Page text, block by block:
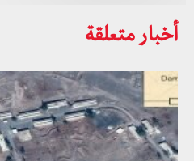
أخبار متعلقة